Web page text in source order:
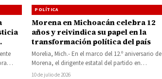
POLÍTICA
Morena en Michoacán celebra 12
años y reivindica su papel en la
transformación política del país
Morelia, Mich.- En el marco del 12.º aniversario de
Morena, el dirigente estatal del partido en
Michoacán, Jesús Mora, aseguró…
10 de julio de 2026